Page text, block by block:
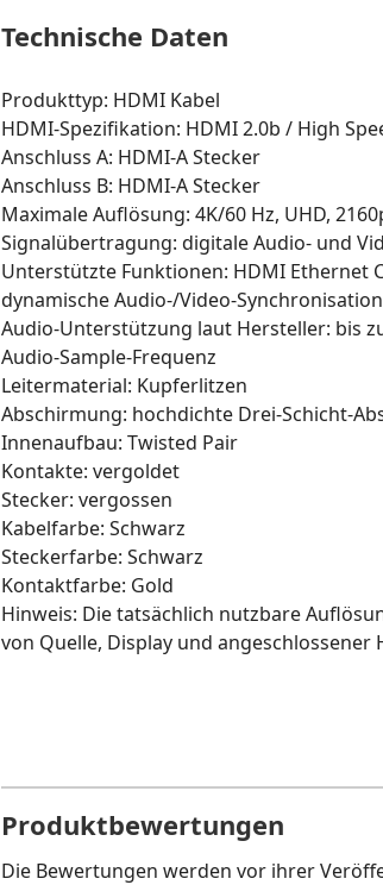
Technische Daten
Produkttyp: HDMI Kabel
HDMI-Spezifikation: HDMI 2.0b / High
Anschluss A: HDMI-A Stecker
Anschluss B: HDMI-A Stecker
Maximale Auflösung: 4K/60 Hz, UHD,
Signalübertragung: digitale Audio- und
Unterstützte Funktionen: HDMI Ethernet
dynamische Audio-/Video-Synchronisation
Audio-Unterstützung laut Hersteller: bis
Audio-Sample-Frequenz
Leitermaterial: Kupferlitzen
Abschirmung: hochdichte Drei-Schicht-
Innenaufbau: Twisted Pair
Kontakte: vergoldet
Stecker: vergossen
Kabelfarbe: Schwarz
Steckerfarbe: Schwarz
Kontaktfarbe: Gold
Hinweis: Die tatsächlich nutzbare
von Quelle, Display und angeschlossener
Produktbewertungen
Die Bewertungen werden vor ihrer